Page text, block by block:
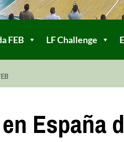
FEB LF Challenge
España